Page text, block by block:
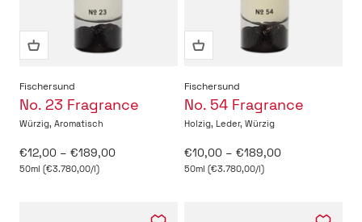
Fischersund
No. 23 Fragrance
Würzig, Aromatisch
Angebot
€12,00 – €189,00
50ml (€3.780,00/l)
Fischersund
No. 54 Fragrance
Holzig, Leder, Würzig
Angebot
€10,00 – €189,00
50ml (€3.780,00/l)